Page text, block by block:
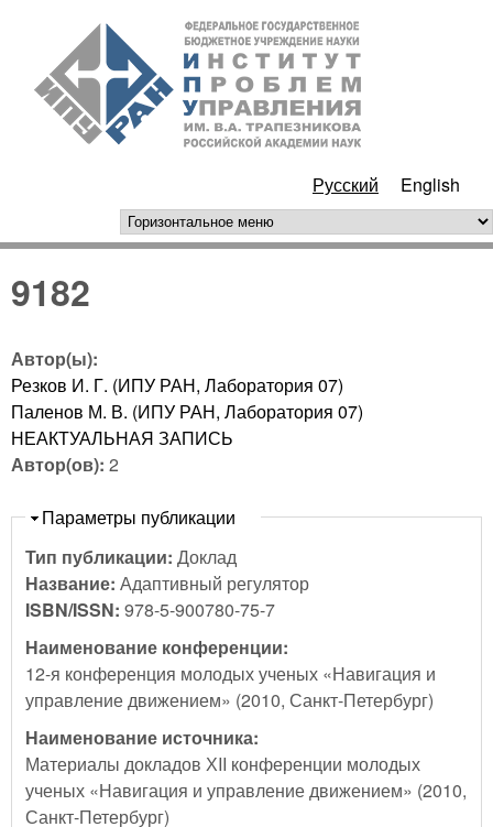
Перейти к основному
содержанию
РАН
Русский English
горизонтальное меню
9182
Автор(ы):
Резков И. Г. (ИПУ РАН, Лаборатория 07)
Паленов М. В. (ИПУ РАН, Лаборатория 07)
НЕАКТУАЛЬНАЯ ЗАПИСЬ
Автор(ов): 2
Скрыть
Параметры публикации
Тип публикации: Доклад
Название: Адаптивный регулятор
ISBN/ISSN: 978-5-900780-75-7
Наименование конференции:
12-я конференция молодых ученых «Навигация и
управление движением» (2010, Санкт-Петербург)
Наименование источника:
Материалы докладов ХII конференции молодых
ученых «Навигация и управление движением» (2010,
Санкт-Петербург)